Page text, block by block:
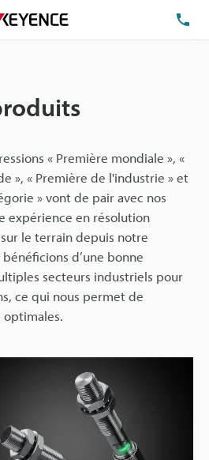
« Première mondiale », «
», « Première de l'industrie » et
» vont de pair avec nos
expérience en résolution
le terrain depuis notre
d’une bonne
secteurs industriels pour
ce qui nous permet de
optimales.